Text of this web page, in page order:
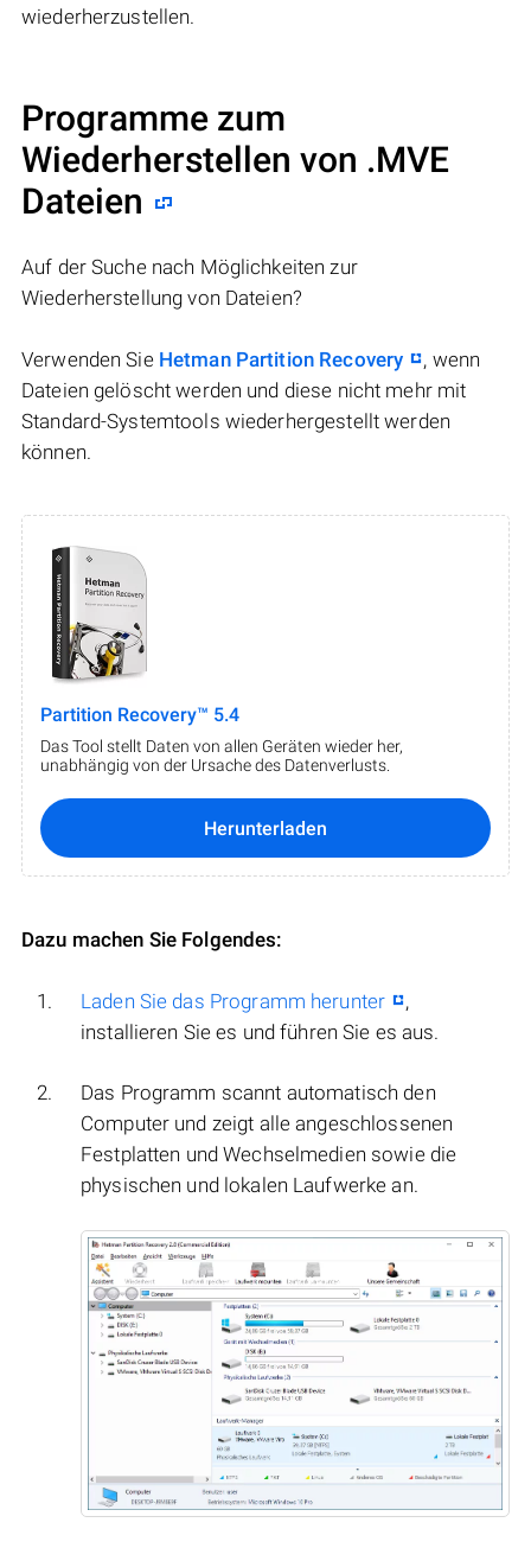
wiederherzustellen.
Programme zum
Wiederherstellen von .MVE
Dateien
Auf der Suche nach Möglichkeiten zur
Wiederherstellung von Dateien?
Verwenden Sie Hetman Partition Recovery
, wenn
Dateien gelöscht werden und diese nicht mehr mit
Standard-Systemtools wiederhergestellt werden
können.
Partition Recovery™ 5.4
Das Tool stellt Daten von allen Geräten wieder her,
unabhängig von der Ursache des Datenverlusts.
Herunterladen
Dazu machen Sie Folgendes:
Laden Sie das Programm herunter
,
installieren Sie es und führen Sie es aus.
Das Programm scannt automatisch den
Computer und zeigt alle angeschlossenen
Festplatten und Wechselmedien sowie die
physischen und lokalen Laufwerke an.